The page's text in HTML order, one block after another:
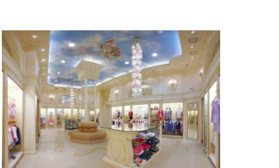
Площадь м2 Стоимость 53 200 руб.